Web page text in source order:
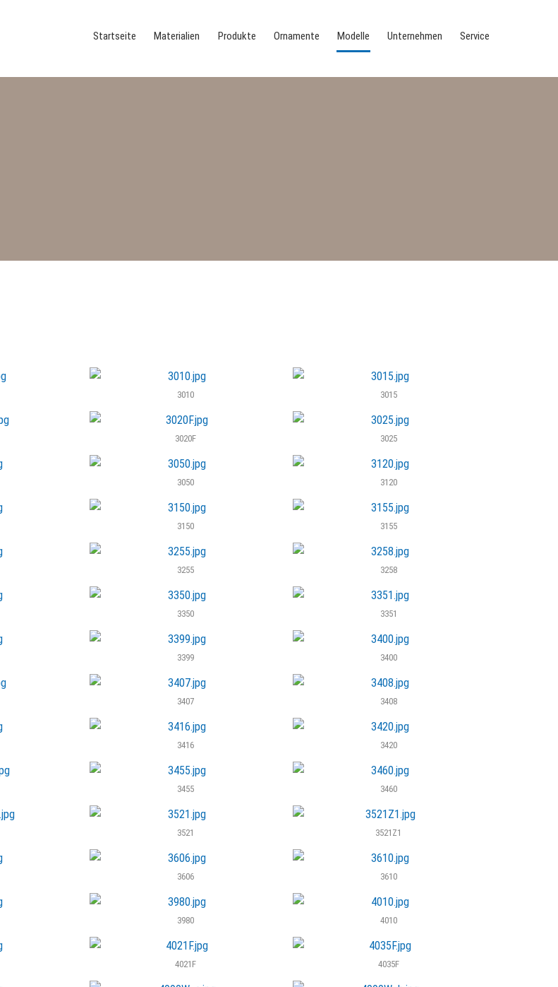
Startseite Materialien Produkte Ornamente Modelle Unternehmen Service
3010 3015
3020F 3025
3050 3120
3150 3155
3255 3258
3350 3351
3399 3400
3407 3408
3416 3420
3455 3460
3521 3521Z1
3606 3610
3980 4010
4021F 4035F